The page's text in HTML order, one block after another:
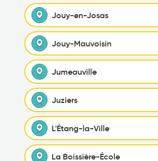
Jouy-en-Josas
Jouy-Mauvoisin
Jumeauville
Juziers
L'Étang-la-Ville
La Boissière-École